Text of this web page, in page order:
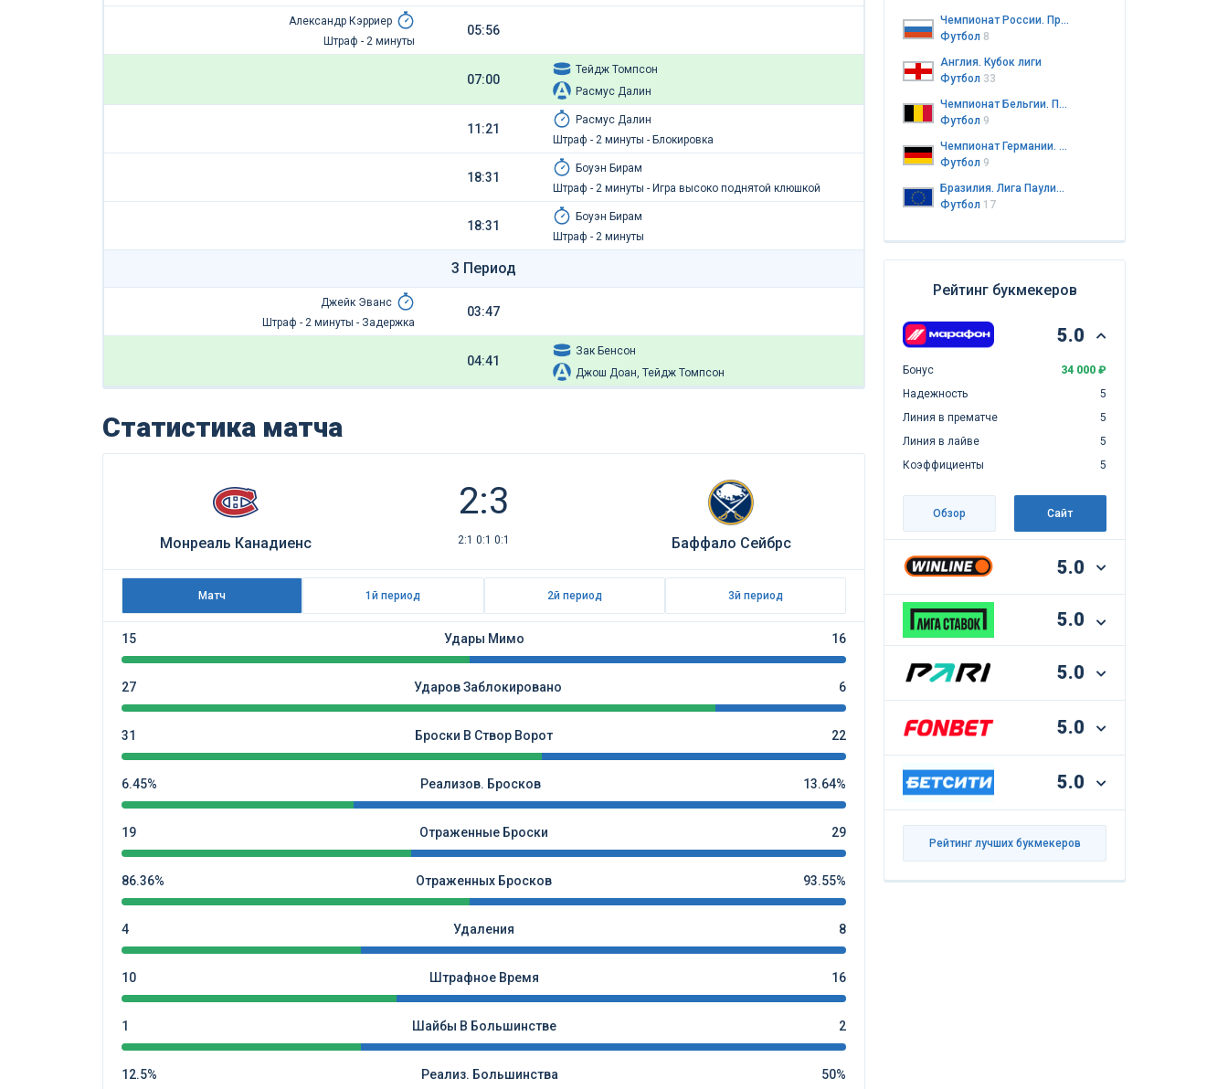
Александр Кэрриер
Штраф - 2 минуты
05:56
07:00
Тейдж Томпсон
Расмус Далин
11:21
Расмус Далин
Штраф - 2 минуты - Блокировка
18:31
Боуэн Бирам
Штраф - 2 минуты - Игра высоко поднятой клюшкой
18:31
Боуэн Бирам
Штраф - 2 минуты
3 Период
Джейк Эванс
Штраф - 2 минуты - Задержка
03:47
04:41
Зак Бенсон
Джош Доан, Тейдж Томпсон
Статистика матча
Монреаль Канадиенс
2:3
2:1 0:1 0:1 Баффало Сейбрс
Матч 1й период 2й период 3й период
15 Удары Мимо 16
27 Ударов Заблокировано 6
31 Броски В Створ Ворот 22
6.45% Реализов. Бросков 13.64%
19 Отраженные Броски 29
86.36% Отраженных Бросков 93.55%
4 Удаления 8
10 Штрафное Время 16
1 Шайбы В Большинстве 2
12.5% Реализ. Большинства 50%
Чемпионат России. Премьер-лига
Футбол 8
Англия. Кубок лиги
Футбол 33
Чемпионат Бельгии. Премьер-лига
Футбол 9
Чемпионат Германии. 2-я Бундеслига
Футбол 9
Бразилия. Лига Паулиста до 20 лет
Футбол 17
Рейтинг букмекеров
5.0
Бонус
34 000 ₽
Надежность
5
Линия в прематче
5
Линия в лайве
5
Коэффициенты
5
Обзор Сайт
5.0
5.0
5.0
5.0
5.0
Рейтинг лучших букмекеров